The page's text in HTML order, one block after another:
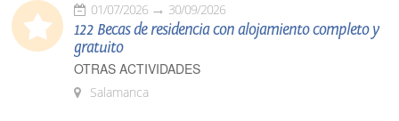
01/07/2026 30/09/2026
122 Becas de residencia con alojamiento completo y
gratuito
OTRAS ACTIVIDADES
Salamanca